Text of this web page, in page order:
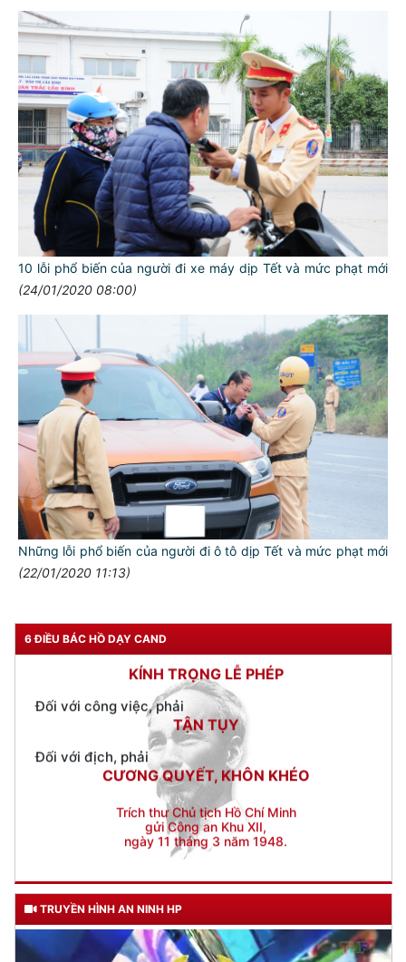
10 lỗi phổ biến của người đi xe máy dịp Tết và mức phạt mới
(24/01/2020 08:00)
Những lỗi phổ biến của người đi ô tô dịp Tết và mức phạt mới
(22/01/2020 11:13)
6 ĐIỀU BÁC HỒ DẠY CAND
TƯ CÁCH
NGƯỜI CÔNG AN CÁCH MỆNH LÀ:
Đối với tự mình, phải
CẦN, KIỆM, LIÊM, CHÍNH
Đối với đồng sự, phải
THÂN ÁI GIÚP ĐỠ
Đối với chính phủ, phải
TUYỆT ĐỐI TRUNG THÀNH
Đối với công việc, phải
TẬN TỤY
Đối với địch, phải
CƯƠNG QUYẾT, KHÔN KHÉO
Trích thư Chủ tịch Hồ Chí Minh
gửi Công an Khu XII,
ngày 11 tháng 3 năm 1948.
TRUYỀN HÌNH AN NINH HP